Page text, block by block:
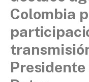
Colombia